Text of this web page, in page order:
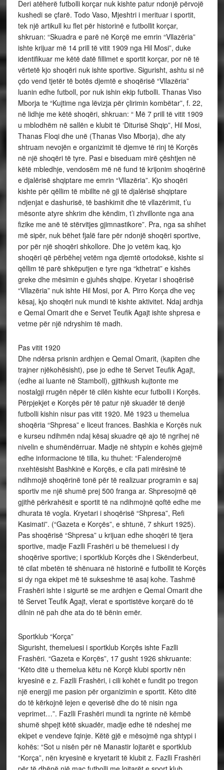
Deri atëherë futbolli korçar nuk kishte patur ndonjë përvojë
kushedi se çfarë. Todo Vaso, Mjeshtri i merituar i sportit,
tek një artikull ku flet për historinë e futbollit korçar,
shkruan: “Skuadra e parë në Korçë me emrin “Vllazëria”
ishte krijuar më 14 prill të vitit 1909 nga Hil Mosi”, duke
identifikuar me këtë datë fillimet e sportit korçar, por në të
vërtetë kjo shoqëri nuk ishte sportive. Sigurisht, ashtu si në
çdo vend tjetër të botës djemtë e shoqërisë “Vllazëria”
luanin edhe futboll, por nuk ishin ekip futbolli. Thanas Viso
Mborja te “Kujtime nga lëvizja për çlirimin kombëtar”, f. 22,
në lidhje me këtë shoqëri, shkruan: “ Më 7 prill të vitit 1909
u mblodhëm në sallën e klubit të ‘Diturisë Shqip”, Hil Mosi,
Thanas Floqi dhe unë (Thanas Viso Mborja), dhe aty
shtruam nevojën e organizimit të djemve të rinj të Korçës
në një shoqëri të tyre. Pasi e biseduam mirë çështjen në
këtë mbledhje, vendosëm më në fund të krijonim shoqërinë
e djalërisë shqiptare me emrin “Vllazëria”. Kjo shoqëri
kishte për qëllim të mbillte në gji të djalërisë shqiptare
ndjenjat e dashurisë, të bashkimit dhe të vllazërimit, t’u
mësonte atyre shkrim dhe këndim, t’i zhvillonte nga ana
fizike me anë të stërvitjes gjimnastikore”. Pra, nga sa shihet
më sipër, nuk bëhet fjalë fare për ndonjë shoqëri sportive,
por për një shoqëri shkollore. Dhe jo vetëm kaq, kjo
shoqëri që përbëhej vetëm nga djemtë ortodoksë, kishte si
qëllim të parë shkëputjen e tyre nga “kthetrat” e kishës
greke dhe mësimin e gjuhës shqipe. Kryetar i shoqërisë
“Vllazëria” nuk ishte Hil Mosi, por A. Pirro Korça dhe veç
kësaj, kjo shoqëri nuk mundi të kishte aktivitet. Ndaj ardhja
e Qemal Omarit dhe e Servet Teufik Agajt ishte shpresa e
vetme për një ndryshim të madh.
Pas vitit 1920
Dhe ndërsa prisnin ardhjen e Qemal Omarit, (kapiten dhe
trajner njëkohësisht), pse jo edhe të Servet Teufik Agajt,
(edhe ai luante në Stamboll), gjithkush kujtonte me
nostalgji rrugën nëpër të cilën kishte ecur futbolli i Korçës.
Përpjekjet e Korçës për të patur një skuadër të denjë
futbolli kishin nisur pas vitit 1920. Më 1923 u themelua
shoqëria “Shpresa” e liceut frances. Bashkia e Korçës nuk
e kurseu ndihmën ndaj kësaj skuadre që ajo të ngrihej në
nivelin e shumëndërruar. Madje në shtypin e kohës gjejmë
edhe informacione të tilla, ku thuhet: “Falenderojmë
nxehtësisht Bashkinë e Korçës, e cila pati mirësinë të
ndihmojë shoqërinë tonë për të realizuar programin e saj
sportiv me një shumë prej 500 franga ar. Shpresojmë që
gjithë përkrahësit e sportit të na ndihmojnë qoftë edhe me
dhurata të vogla. Kryetari i shoqërisë “Shpresa”, Refi
Kasimati”. (“Gazeta e Korçës”, e shtunë, 7 shkurt 1925).
Pas shoqërisë “Shpresa” u krijuan edhe shoqëri të tjera
sportive, madje Fazlli Frashëri u bë themeluesi i dy
shoqërive sportive; i sportklub Korçës dhe i Skënderbeut,
të cilat mbetën të shënuara në historinë e futbollit të Korçës
si dy nga ekipet më të sukseshme të asaj kohe. Tashmë
Frashëri ishte i sigurtë se me ardhjen e Qemal Omarit dhe
të Servet Teufik Agajt, vlerat e sportistëve korçarë do të
dilnin në pah dhe ata do të bënin emër.
Sportklub “Korça”
Sigurisht, themeluesi i sportklub Korçës ishte Fazlli
Frashëri. “Gazeta e Korçës”, 17 gusht 1926 shkruante:
“Këto ditë u themelua këtu në Korçë klubi sportiv nën
kryesinë e z. Fazlli Frashëri, i cili kohët e fundit po tregon
një energji me pasion për organizimin e sportit. Këto ditë
do të kërkojnë lejen e qeverisë dhe do të nisin nga
veprimet…”. Fazlli Frashëri mundi ta ngrinte në këmbë
shumë shpejt këtë skuadër, madje edhe të ndeshej me
ekipet e vendeve fqinje. Këtë gjë e mësojmë nga shtypi i
kohës: “Sot u nisën për në Manastir lojtarët e sportklub
“Korça”, nën kryesinë e kryetarit të klubit z. Fazlli Frashëri